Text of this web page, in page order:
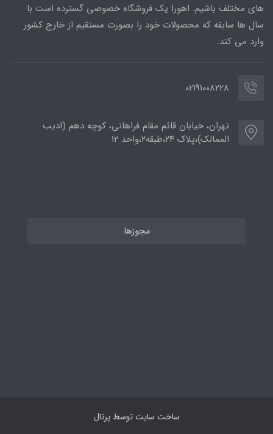
های مختلف باشیم. اهورا یک فروشگاه خصوصی گسترده است با
سال ها سابقه که محصولات خود را بصورت مستقیم از خارج کشور
وارد می کند.
02191008228
تهران، خیابان قائم مقام فراهانی، کوچه دهم (ادیب
الممالک)،پلاک ۲۴،طبقه۲،واحد ۱۲
مجوزها
ساخت سایت توسطپرتال